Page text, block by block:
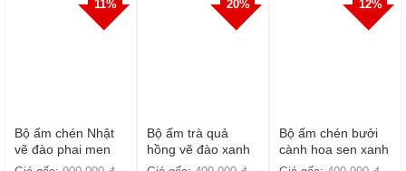
11%
Bộ ấm chén Nhật
vẽ đào phai men
kem, đầy đủ phụ
20%
Bộ ấm trà quả
hồng vẽ đào xanh
men kem
12%
Bộ ấm chén bưởi
cành hoa sen xanh
men kem